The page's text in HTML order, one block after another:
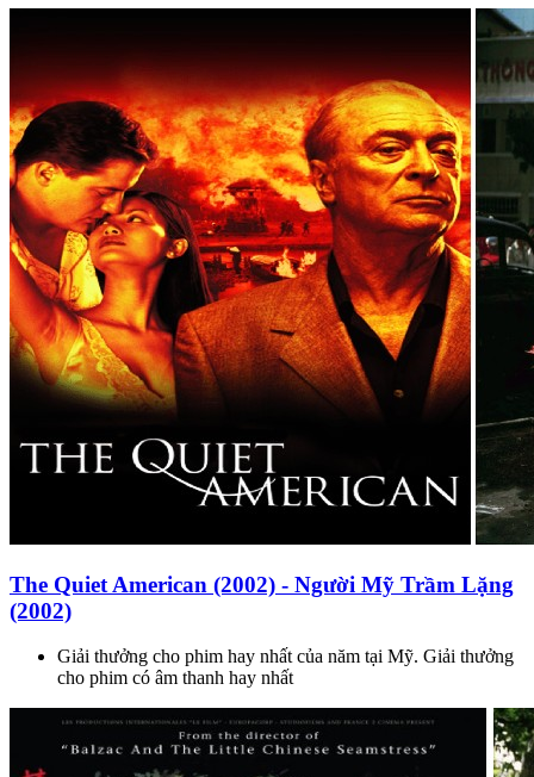
The Quiet American (2002) - Người Mỹ Trầm Lặng
(2002)
Giải thưởng cho phim hay nhất của năm tại Mỹ. Giải thưởng
cho phim có âm thanh hay nhất